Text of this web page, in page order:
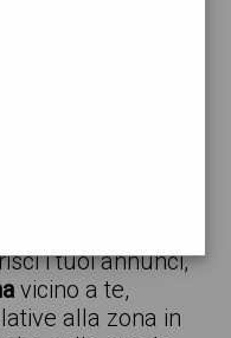
i
i tuoi annunci,
vicino a te,
alla zona in